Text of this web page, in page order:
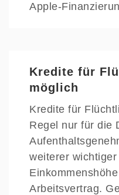
Apple-
Kredite für
möglich
Kredite für
Regel nur für die
weiterer
Arbeitsvertrag.